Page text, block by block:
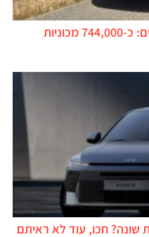
ב.מ.וו מרחיבה את ריקול המתנעים: כ-744,000 מכוניות
שונה? חכו, עוד לא ראיתם